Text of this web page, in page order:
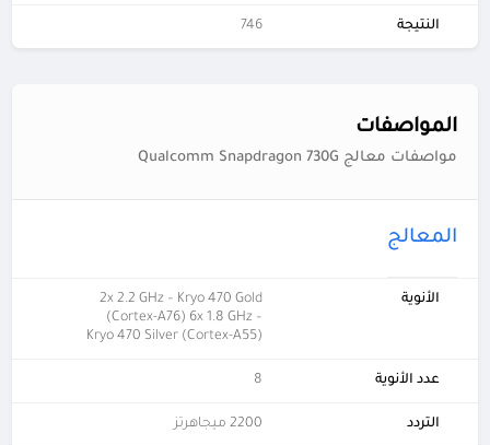
النتيجة 746
المواصفات
مواصفات معالج Qualcomm Snapdragon 730G
المعالج
الأنوية
2x 2.2 GHz – Kryo 470 Gold
(Cortex-A76) 6x 1.8 GHz –
Kryo 470 Silver (Cortex-A55)
عدد الأنوية 8
التردد 2200 ميجاهرتز